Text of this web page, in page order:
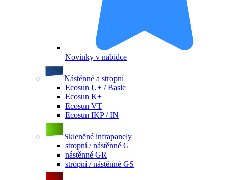
Novinky v nabídce
Nástěnné a stropní
Ecosun U+ / Basic
Ecosun K+
Ecosun VT
Ecosun IKP / IN
Skleněné infrapanely
stropní / nástěnné G
nástěnné GR
stropní / nástěnné GS